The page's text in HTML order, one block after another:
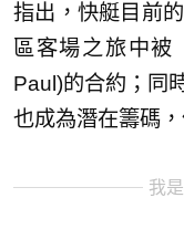
指出，快艇目前
區客場之旅中被
Paul)的合約；同
也成為潛在籌碼
我